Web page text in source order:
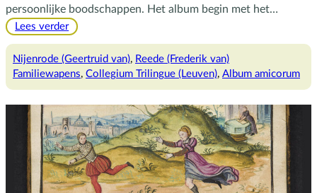
persoonlijke boodschappen. Het album begin met het…
Lees verder:
Amicorum
Frederik
Nijenrode (Geertruid van), Reede (Frederik van)
Familiewapens, Collegium Trilingue (Leuven), Album amicorum